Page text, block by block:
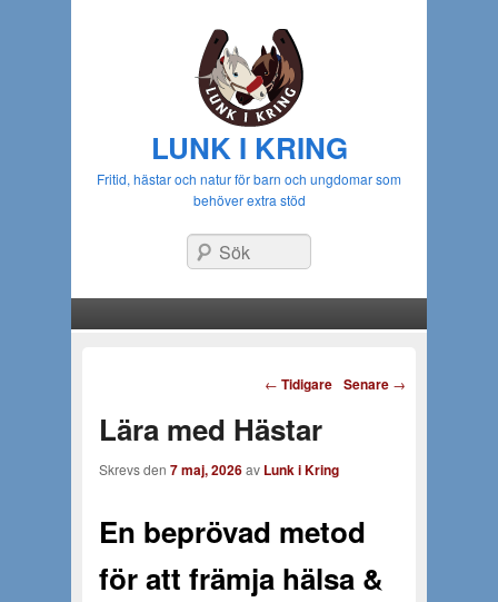
LUNK I KRING
Fritid, hästar och natur för barn och ungdomar som
behöver extra stöd
Sök
Inläggsnavigering
← Tidigare Senare →
Lära med Hästar
Skrevs den 7 maj, 2026av Lunk i Kring
En beprövad metod
för att främja hälsa &